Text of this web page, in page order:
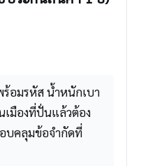
ร้อมรหัส น้ำหนักเบา
มืองที่ปั่นแล้วต้อง
อบคลุมข้อจำกัดที่